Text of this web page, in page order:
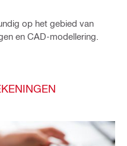
op het gebied van
en CAD-modellering.